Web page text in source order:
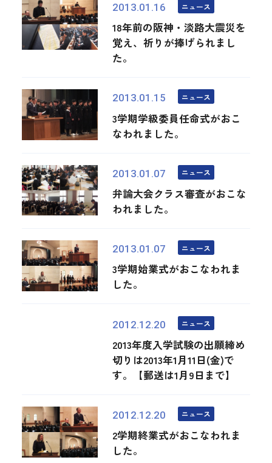
2013.01.16 ニュース
18年前の阪神・淡路大震災を
覚え、祈りが捧げられまし
た。
2013.01.15 ニュース
3学期学級委員任命式がおこ
なわれました。
2013.01.07 ニュース
弁論大会クラス審査がおこな
われました。
2013.01.07 ニュース
3学期始業式がおこなわれま
した。
2012.12.20 ニュース
2013年度入学試験の出願締め
切りは2013年1月11日(金)で
す。【郵送は1月9日まで】
2012.12.20 ニュース
2学期終業式がおこなわれま
した。